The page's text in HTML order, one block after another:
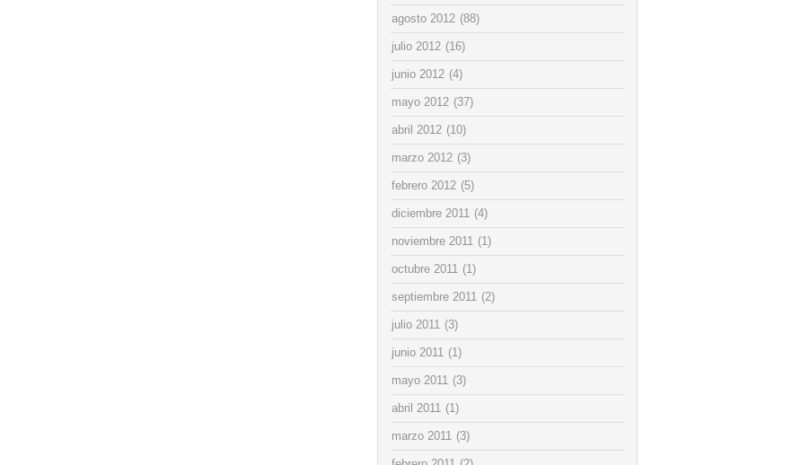
agosto 2012 (88)
julio 2012 (16)
junio 2012 (4)
mayo 2012 (37)
abril 2012 (10)
marzo 2012 (3)
febrero 2012 (5)
diciembre 2011 (4)
noviembre 2011 (1)
octubre 2011 (1)
septiembre 2011 (2)
julio 2011 (3)
junio 2011 (1)
mayo 2011 (3)
abril 2011 (1)
marzo 2011 (3)